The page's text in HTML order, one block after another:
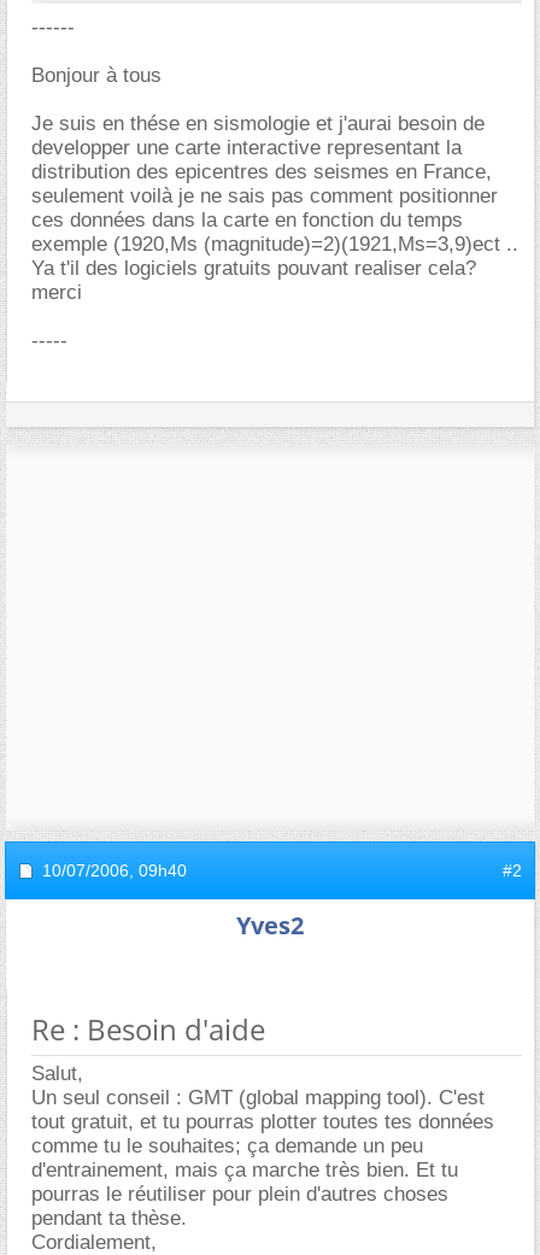
------
Bonjour à tous
Je suis en thése en sismologie et j'aurai besoin de
developper une carte interactive representant la
distribution des epicentres des seismes en France,
seulement voilà je ne sais pas comment positionner
ces données dans la carte en fonction du temps
exemple (1920,Ms (magnitude)=2)(1921,Ms=3,9)ect ..
Ya t'il des logiciels gratuits pouvant realiser cela?
merci
-----
10/07/2006, 09h40 #2
Yves2
Re : Besoin d'aide
Salut,
Un seul conseil : GMT (global mapping tool). C'est
tout gratuit, et tu pourras plotter toutes tes données
comme tu le souhaites; ça demande un peu
d'entrainement, mais ça marche très bien. Et tu
pourras le réutiliser pour plein d'autres choses
pendant ta thèse.
Cordialement,